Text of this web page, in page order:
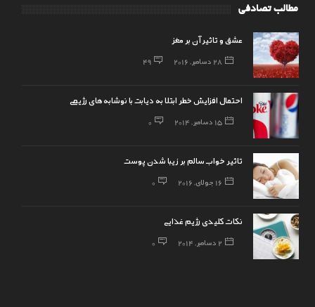
مطالب تصادفی
عشق و تاثیر آن بر مغز
28 دسامبر, 2016 49
احتمال افزایش خطر ابتلا به دیابت با نوشابه‌های رژیمی
15 دسامبر, 2014 0
تاثیر خواب سالم بر زیبا شدن پوست
16 جولای, 2016 0
نکات کلیدی رژیم غذایی
2 دسامبر, 2014 0